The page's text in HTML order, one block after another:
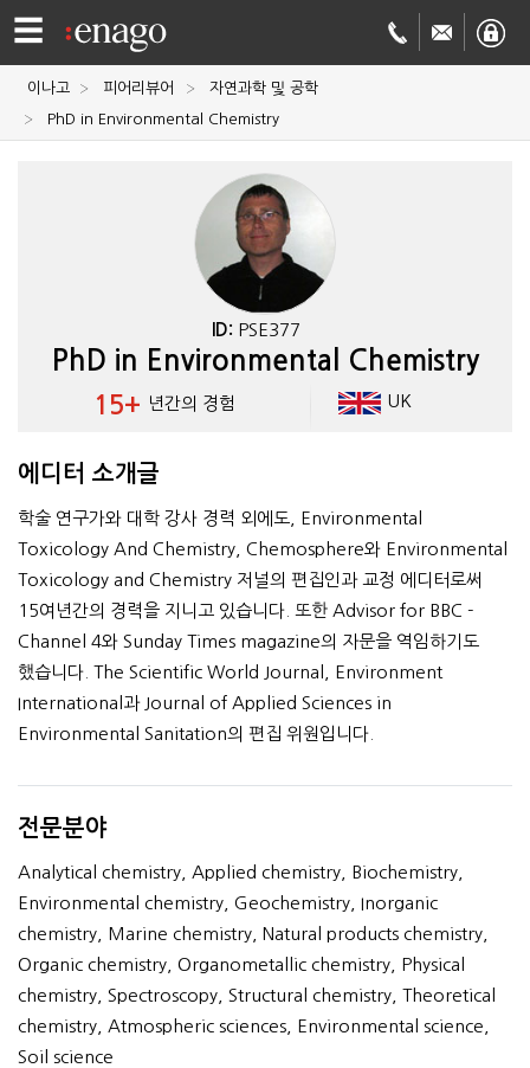
☰
영문
회사
Academy
이나고 피어리뷰어
자연과학 및 공학
PhD in Environmental Chemistry
ID: PSE377
PhD in Environmental Chemistry
15+ 년간의 경험 UK
에디터 소개글
학술 연구가와 대학 강사 경력 외에도, Environmental
Toxicology And Chemistry, Chemosphere와 Environmental
Toxicology and Chemistry 저널의 편집인과 교정 에디터로써
15여년간의 경력을 지니고 있습니다. 또한 Advisor for BBC -
Channel 4와 Sunday Times magazine의 자문을 역임하기도
했습니다. The Scientific World Journal, Environment
International과 Journal of Applied Sciences in
Environmental Sanitation의 편집 위원입니다.
전문분야
Analytical chemistry, Applied chemistry, Biochemistry,
Environmental chemistry, Geochemistry, Inorganic
chemistry, Marine chemistry, Natural products chemistry,
Organic chemistry, Organometallic chemistry, Physical
chemistry, Spectroscopy, Structural chemistry, Theoretical
chemistry, Atmospheric sciences, Environmental science,
Soil science